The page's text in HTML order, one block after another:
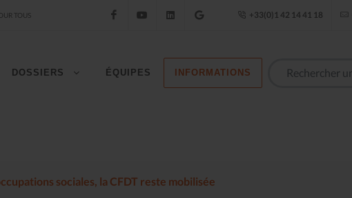
TOUS FacebookYouTube LinkedIn Google Établissement
+33(0)1 42 14 41 18
DOSSIERS ÉQUIPES INFORMATIONS
sociales, la CFDT reste mobilisée